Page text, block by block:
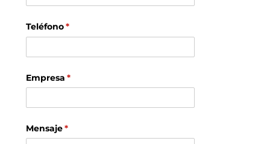
Teléfono*
(necesario)
Empresa *
(necesario)
Mensaje*
(necesario)